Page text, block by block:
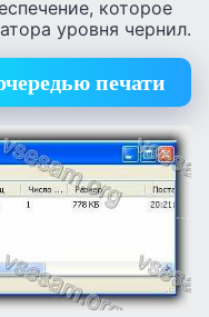
которое
уровня чернил.
печати